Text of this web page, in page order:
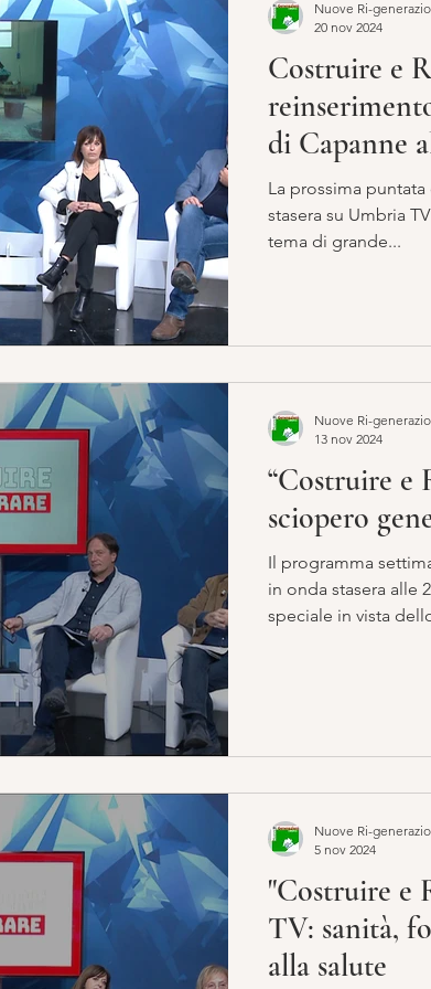
Costruire e
di Capanne
puntata
La prossima
stasera su Umbria
tema di grande...
Nuove Ri-
20 nov 2024
“Costruire e
sciopero
Il programma
in onda stasera alle 20:30 su
speciale in vista
Nuove Ri-
13 nov 2024
"Costruire e
TV: sanità,
alla salute
Nuove Ri-
5 nov 2024